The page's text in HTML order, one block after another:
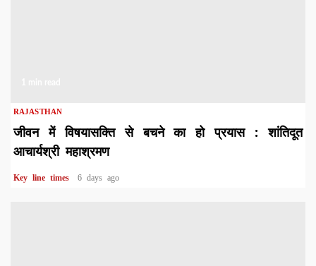
RAJASTHAN
जीवन में विषयासक्ति से बचने का हो प्रयास : शांतिदूत
आचार्यश्री महाश्रमण
Key line times 6 days ago